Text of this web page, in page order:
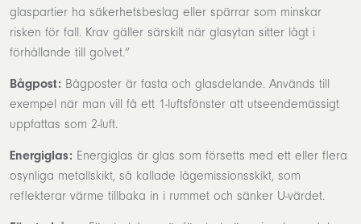
glaspartier ha säkerhetsbeslag eller spärrar som minskar
risken för fall. Krav gäller särskilt när glasytan sitter lågt i
förhållande till golvet.”
Bågpost: Bågposter är fasta och glasdelande. Används till
exempel när man vill få ett 1-luftsfönster att utseendemässigt
uppfattas som 2-luft.
Energiglas: Energiglas är glas som försetts med ett eller flera
osynliga metallskikt, så kallade lågemissionsskikt, som
reflekterar värme tillbaka in i rummet och sänker U-värdet.